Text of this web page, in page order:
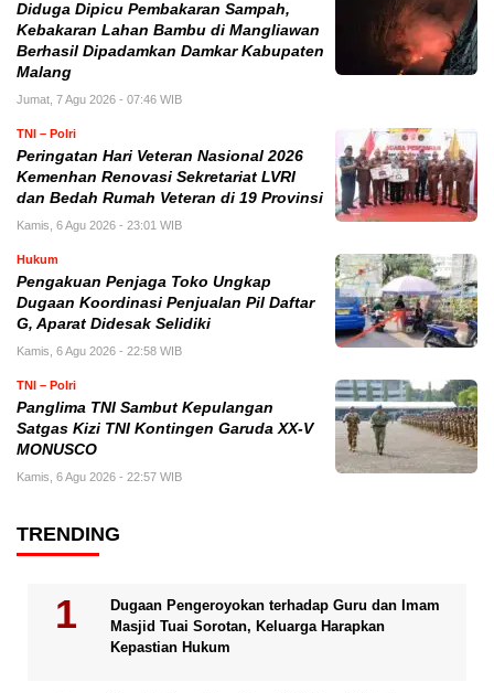
Diduga Dipicu Pembakaran Sampah,
Kebakaran Lahan Bambu di Mangliawan
Berhasil Dipadamkan Damkar Kabupaten
Malang
Jumat, 7 Agu 2026 - 07:46 WIB
TNI – Polri
Peringatan Hari Veteran Nasional 2026
Kemenhan Renovasi Sekretariat LVRI
dan Bedah Rumah Veteran di 19 Provinsi
Kamis, 6 Agu 2026 - 23:01 WIB
Hukum
Pengakuan Penjaga Toko Ungkap
Dugaan Koordinasi Penjualan Pil Daftar
G, Aparat Didesak Selidiki
Kamis, 6 Agu 2026 - 22:58 WIB
TNI – Polri
Panglima TNI Sambut Kepulangan
Satgas Kizi TNI Kontingen Garuda XX-V
MONUSCO
Kamis, 6 Agu 2026 - 22:57 WIB
TRENDING
Dugaan Pengeroyokan terhadap Guru dan Imam
Masjid Tuai Sorotan, Keluarga Harapkan
Kepastian Hukum